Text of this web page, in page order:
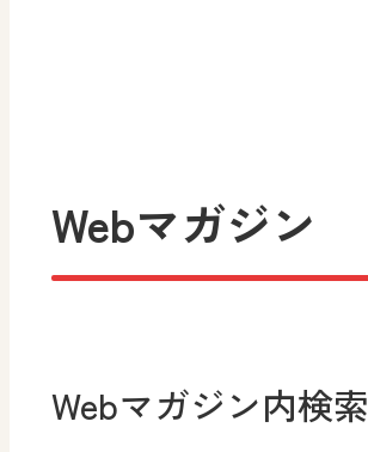
Webマガジン
Webマガジン内検索